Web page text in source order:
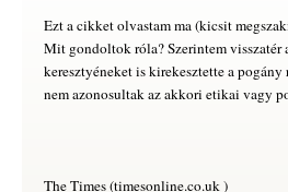
Ezt a cikket olvastam ma (kicsit
Mit gondoltok róla? Szerintem visszatér
keresztyéneket is kirekesztette a
nem azonosultak az akkori etikai vagy
The Times (timesonline.co.uk )